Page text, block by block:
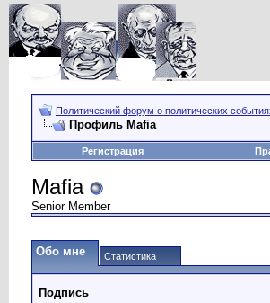
Политический форум о политических
Профиль Mafia
Регистрация
Mafia
Senior Member
Обо мне Статистика
Подпись